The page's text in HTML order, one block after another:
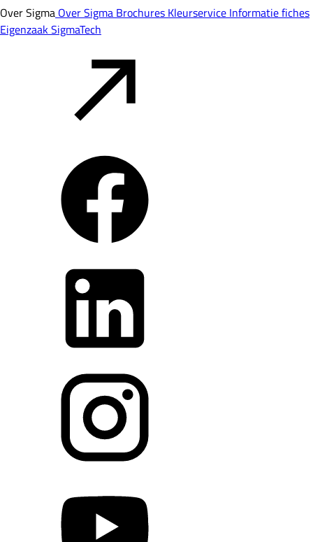
Over Sigma Over Sigma Brochures Kleurservice Informatie fiches
EigenzaakSigmaTech